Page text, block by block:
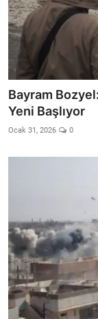
Bayram
Yeni Başlıyor
Ocak 31, 2026 0